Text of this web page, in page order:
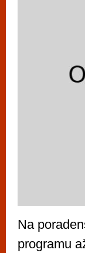
Na
programu